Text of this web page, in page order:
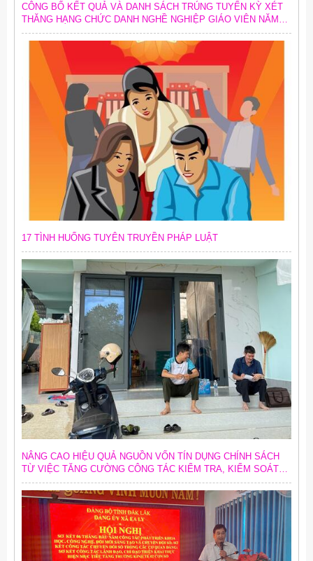
CÔNG BỐ KẾT QUẢ VÀ DANH SÁCH TRÚNG TUYỂN KỲ XÉT
THĂNG HẠNG CHỨC DANH NGHỀ NGHIỆP GIÁO VIÊN NĂM
2026
17 TÌNH HUỐNG TUYÊN TRUYỀN PHÁP LUẬT
NÂNG CAO HIỆU QUẢ NGUỒN VỐN TÍN DỤNG CHÍNH SÁCH
TỪ VIỆC TĂNG CƯỜNG CÔNG TÁC KIỂM TRA, KIỂM SOÁT
NỘI BỘ